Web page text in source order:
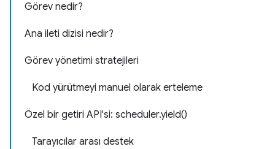
Görev nedir?
Ana ileti dizisi nedir?
Görev yönetimi stratejileri
Kod yürütmeyi manuel olarak erteleme
Özel bir getiri API'si: scheduler.yield()
Tarayıcılar arası destek